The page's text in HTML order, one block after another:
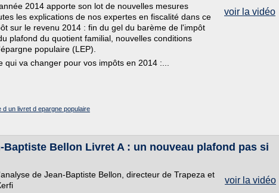
voir la vidéo
2014 apporte son lot de nouvelles mesures
les explications de nos expertes en fiscalité dans ce
sur le revenu 2014 : fin du gel du barème de l'impôt
plafond du quotient familial, nouvelles conditions
populaire (LEP).
qui va changer pour vos impôts en 2014 :...
d un livret d epargne populaire
Baptiste Bellon Livret A : un nouveau plafond pas si
voir la vidéo
de Jean-Baptiste Bellon, directeur de Trapeza et